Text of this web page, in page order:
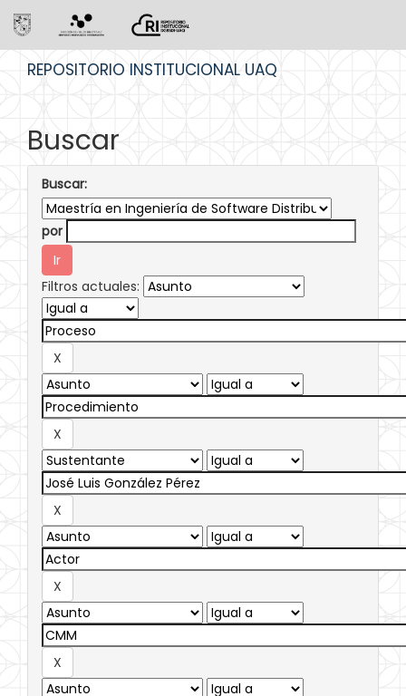
REPOSITORIO INSTITUCIONAL UAQ
Buscar
Buscar:
por
Filtros actuales: